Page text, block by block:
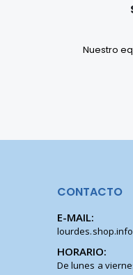
Nuestro
CONTACTO
E-MAIL:
HORARIO:
De lunes a